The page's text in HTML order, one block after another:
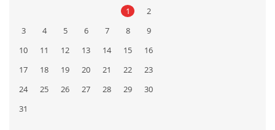
1
2
3
4 5 6 7 8
9
10
11 12 13 14 15
16
17
18 19 20 21 22
23
24
25 26 27 28 29
30
31